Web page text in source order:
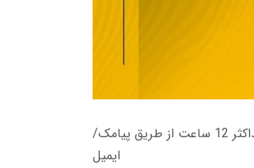
زمان تحویل کتاب های 600 هزار تومانی دانلود فوری از حساب کاربری می باشد، و زمان تحویل لینک دانلود کتاب های 500 هزار تومانی حداکثر 12 ساعت از طریق پیامک/
ایمیل